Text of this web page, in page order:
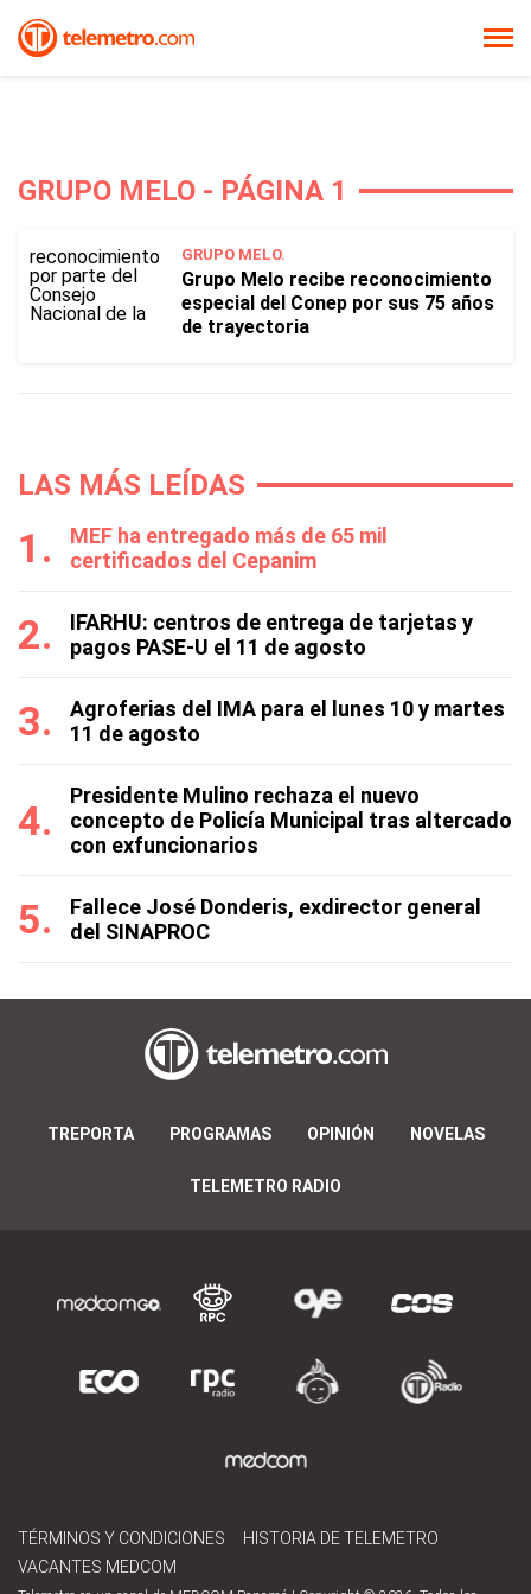
GRUPO MELO - PÁGINA 1
GRUPO MELO.
Grupo Melo recibe reconocimiento
especial del Conep por sus 75 años
de trayectoria
LAS MÁS LEÍDAS
MEF ha entregado más de 65 mil
certificados del Cepanim
IFARHU: centros de entrega de tarjetas y
pagos PASE-U el 11 de agosto
Agroferias del IMA para el lunes 10 y martes
11 de agosto
Presidente Mulino rechaza el nuevo
concepto de Policía Municipal tras altercado
con exfuncionarios
Fallece José Donderis, exdirector general
del SINAPROC
TREPORTA PROGRAMAS OPINIÓN NOVELAS
TELEMETRO RADIO
TÉRMINOS Y CONDICIONES
HISTORIA DE TELEMETRO
VACANTES MEDCOM